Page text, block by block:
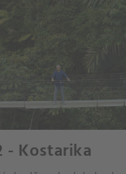
- Kostarika